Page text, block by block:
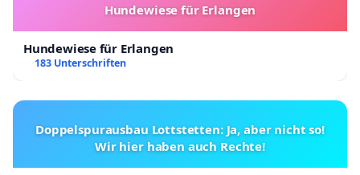
Hundewiese für Erlangen
Hundewiese für Erlangen
183 Unterschriften
Doppelspurausbau Lottstetten: Ja, aber nicht so!
Wir hier haben auch Rechte!